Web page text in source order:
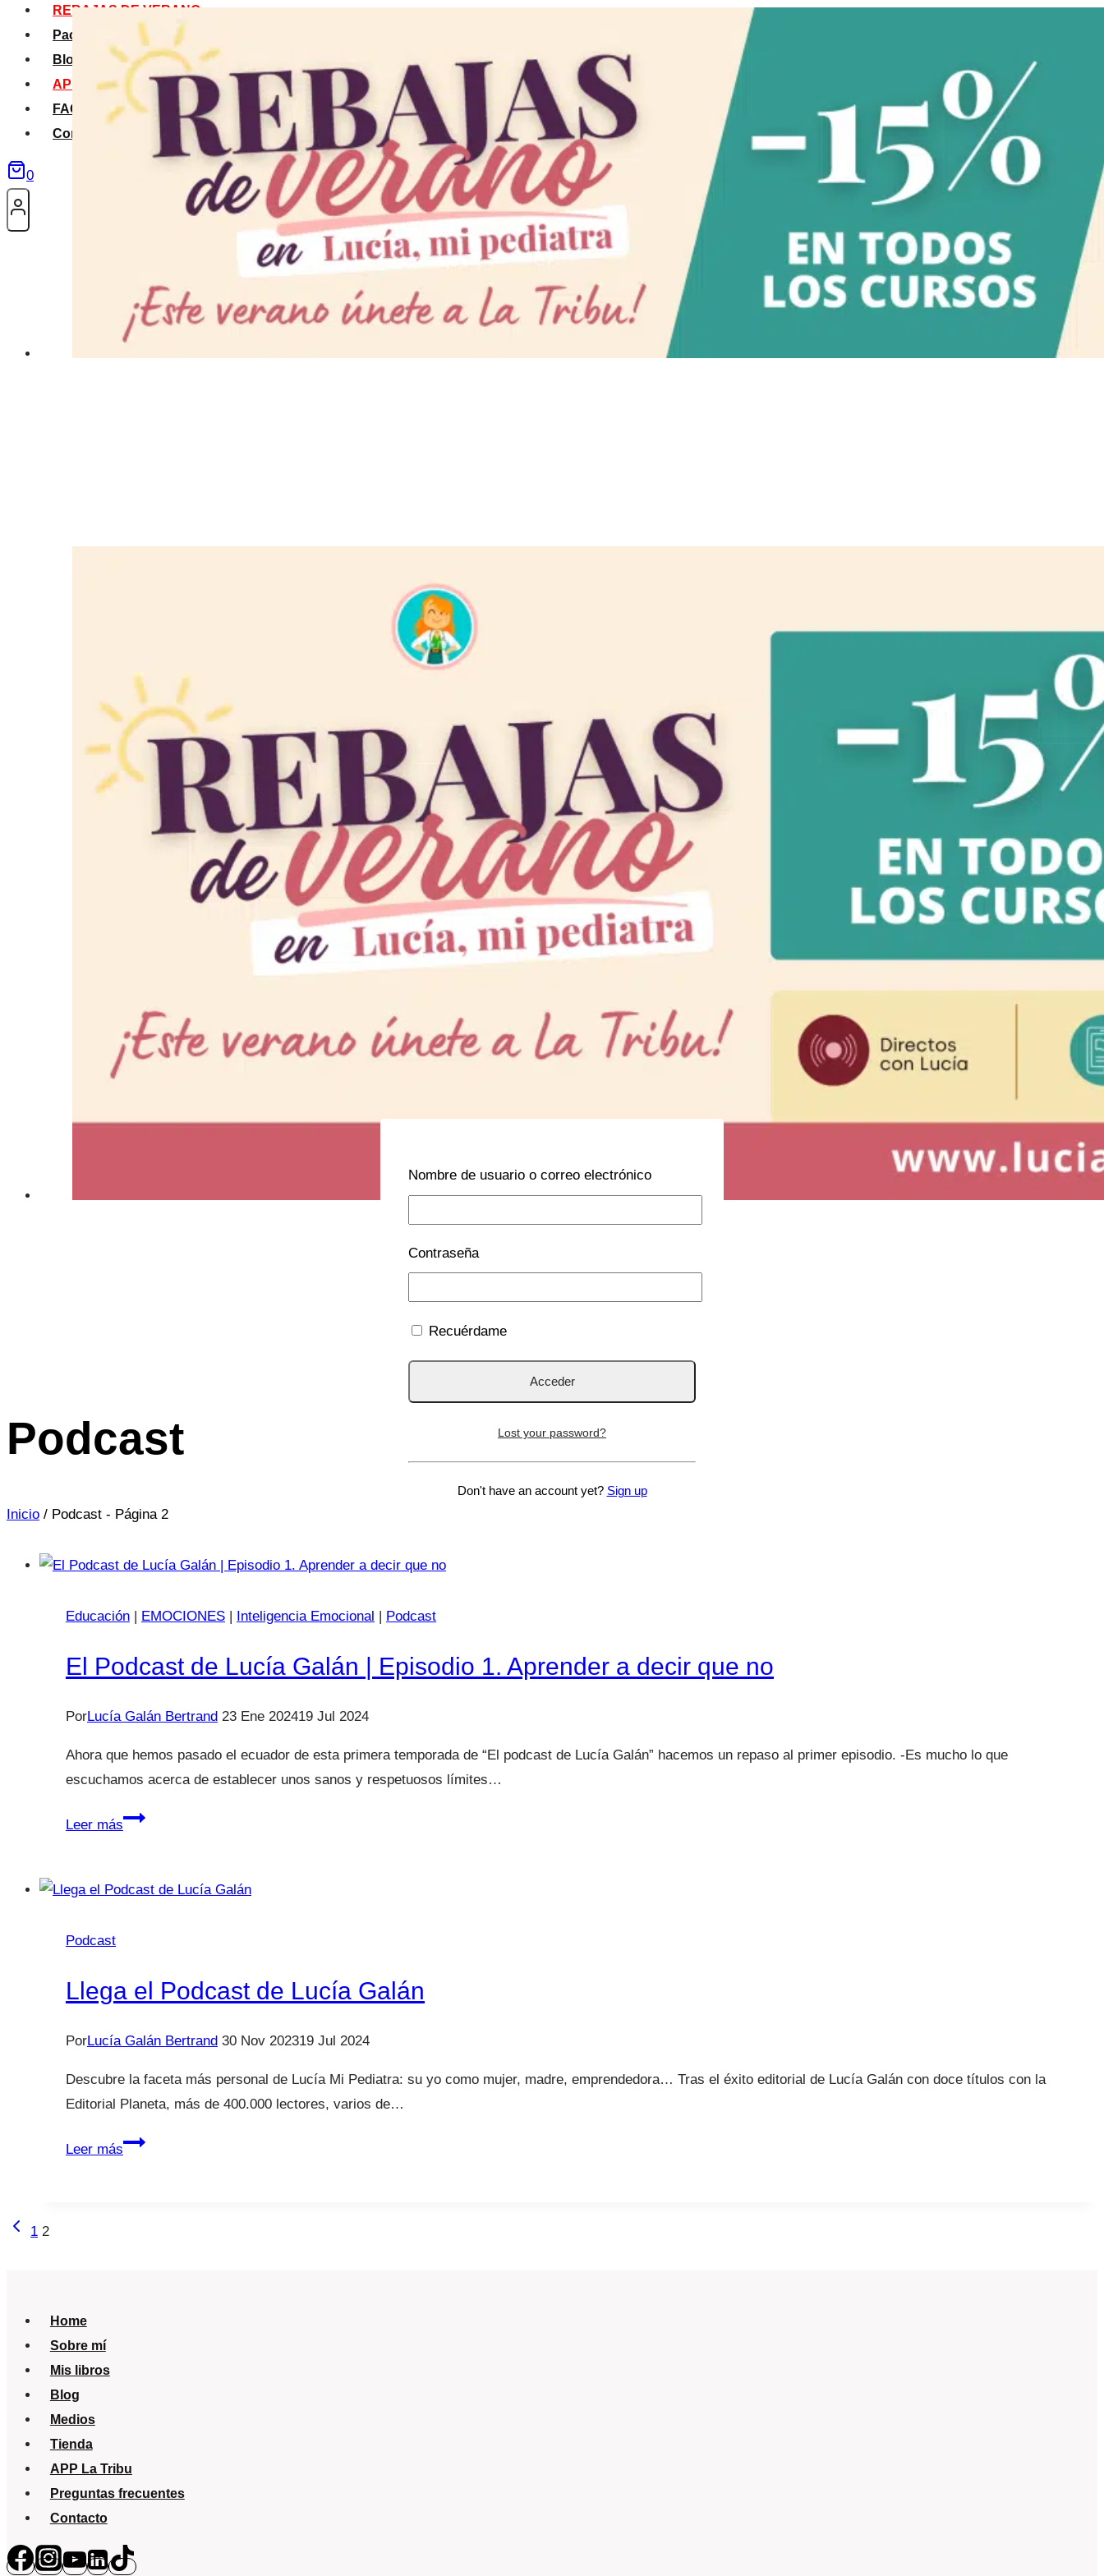
REBAJAS DE VERANO
Packs Verano
Blog
APP La Tribu
FAQS
Contacto
0
Podcast
Inicio / Podcast - Página 2
Educación EMOCIONES Inteligencia Emocional Podcast
El Podcast de Lucía Galán | Episodio 1. Aprender a decir que no
PorLucía Galán Bertrand 23 Ene 202419 Jul 2024
Ahora que hemos pasado el ecuador de esta primera temporada de “El podcast de Lucía Galán” hacemos un repaso al primer episodio. -Es mucho lo que
escuchamos acerca de establecer unos sanos y respetuosos límites…
Leer másEl
Lucía
1.
a
que
no
Podcast
Llega el Podcast de Lucía Galán
PorLucía Galán Bertrand 30 Nov 202319 Jul 2024
Descubre la faceta más personal de Lucía Mi Pediatra: su yo como mujer, madre, emprendedora… Tras el éxito editorial de Lucía Galán con doce títulos con la
Editorial Planeta, más de 400.000 lectores, varios de…
Leer másLlega
Navegación
Página
1 2
Home
Sobre mí
Mis libros
Blog
Medios
Tienda
APP La Tribu
Preguntas frecuentes
Contacto
Nombre de usuario o correo electrónico
Contraseña
Recuérdame
Lost your password?
Don't have an account yet? Sign up